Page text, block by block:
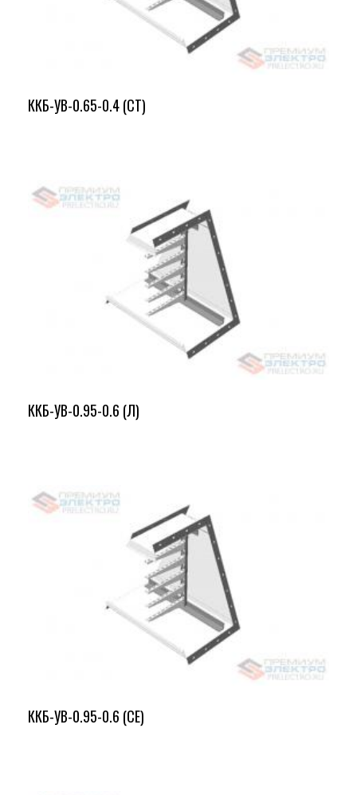
ККБ-УВ-0.65-0.4 (СТ)
ККБ-УВ-0.95-0.6 (Л)
ККБ-УВ-0.95-0.6 (СЕ)